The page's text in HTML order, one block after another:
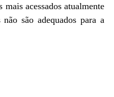
mais acessados atualmente
são adequados para a